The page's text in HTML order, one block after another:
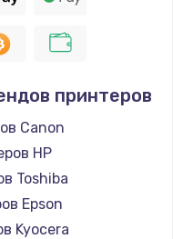
телефона
телефона
принтеров
Canon
HP
Toshiba
Epson
Kyocera